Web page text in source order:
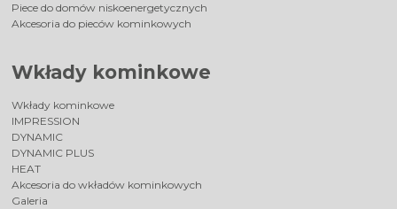
Piece do domów niskoenergetycznych
Akcesoria do pieców kominkowych
Wkłady kominkowe
Wkłady kominkowe
IMPRESSION
DYNAMIC
DYNAMIC PLUS
HEAT
Akcesoria do wkładów kominkowych
Galeria